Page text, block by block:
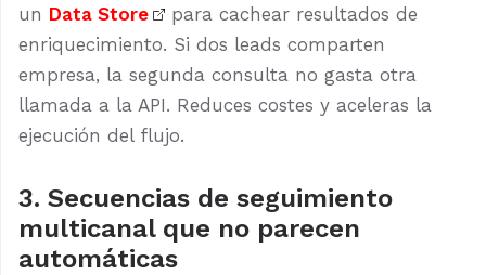
un Data Store
para cachear resultados de
enriquecimiento. Si dos leads comparten
empresa, la segunda consulta no gasta otra
llamada a la API. Reduces costes y aceleras la
ejecución del flujo.
3. Secuencias de seguimiento
multicanal que no parecen
automáticas